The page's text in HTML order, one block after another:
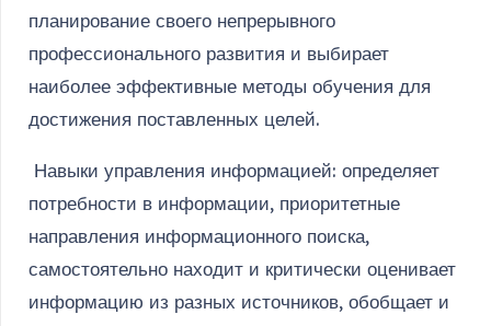
планирование своего непрерывного
профессионального развития и выбирает
наиболее эффективные методы обучения для
достижения поставленных целей.
Навыки управления информацией: определяет
потребности в информации, приоритетные
направления информационного поиска,
самостоятельно находит и критически оценивает
информацию из разных источников, обобщает и